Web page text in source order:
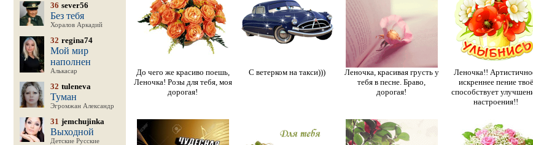
36 sever56
Без тебя
Хоралов Аркадий
32 regina74
Мой мир
наполнен
Алькасар
32 tuleneva
Туман
Эгромжан Александр
31 jemchujinka
Выходной
Детские Русские
До чего же красиво поешь,
Леночка! Розы для тебя, моя
дорогая!
С ветерком на такси)))
Леночка, красивая грусть у
тебя в песне. Браво,
дорогая!
Леночка!!
искреннее пение твоё
способствует
настроения!!